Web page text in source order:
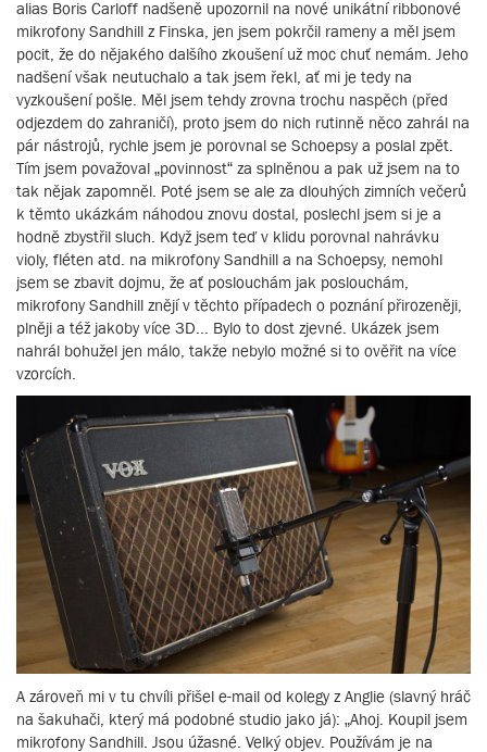
alias Boris Carloff nadšeně upozornil na nové unikátní ribbonové
mikrofony Sandhill z Finska, jen jsem pokrčil rameny a měl jsem
pocit, že do nějakého dalšího zkoušení už moc chuť nemám. Jeho
nadšení však neutuchalo a tak jsem řekl, ať mi je tedy na
vyzkoušení pošle. Měl jsem tehdy zrovna trochu naspěch (před
odjezdem do zahraničí), proto jsem do nich rutinně něco zahrál na
pár nástrojů, rychle jsem je porovnal se Schoepsy a poslal zpět.
Tím jsem považoval „povinnost“ za splněnou a pak už jsem na to
tak nějak zapomněl. Poté jsem se ale za dlouhých zimních večerů
k těmto ukázkám náhodou znovu dostal, poslechl jsem si je a
hodně zbystřil sluch. Když jsem teď v klidu porovnal nahrávku
violy, fléten atd. na mikrofony Sandhill a na Schoepsy, nemohl
jsem se zbavit dojmu, že ať poslouchám jak poslouchám,
mikrofony Sandhill znějí v těchto případech o poznání přirozeněji,
plněji a též jakoby více 3D... Bylo to dost zjevné. Ukázek jsem
nahrál bohužel jen málo, takže nebylo možné si to ověřit na více
vzorcích.
A zároveň mi v tu chvíli přišel e-mail od kolegy z Anglie (slavný hráč
na šakuhači, který má podobné studio jako já): „Ahoj. Koupil jsem
mikrofony Sandhill. Jsou úžasné. Velký objev. Používám je na